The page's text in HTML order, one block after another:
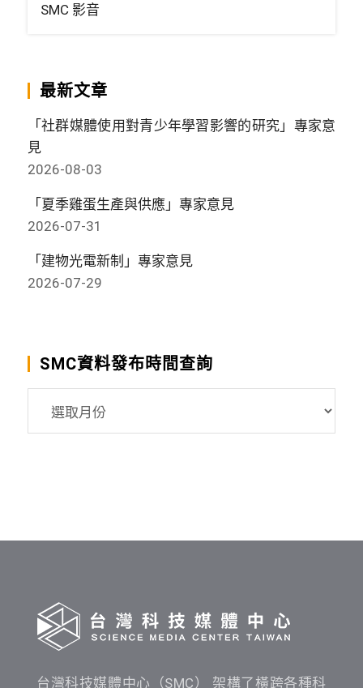
SMC 影音
最新文章
「社群媒體使用對青少年學習影響的研究」專家意
見
2026-08-03
「夏季雞蛋生產與供應」專家意見
2026-07-31
「建物光電新制」專家意見
2026-07-29
SMC資料發布時間查詢
台灣科技媒體中心（SMC） 架構了橫跨各種科